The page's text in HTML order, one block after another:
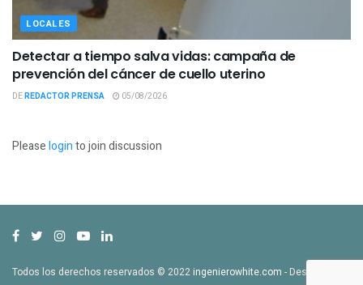
LOCALES
Detectar a tiempo salva vidas: campaña de
prevención del cáncer de cuello uterino
DEREDACTOR PRENSA 05/08/2026
Pleaseloginto join discussion
Todos los derechos reservados © 2022ingenierowhite.com - Desarrollado